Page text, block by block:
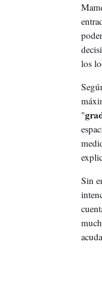
los
"
Sin